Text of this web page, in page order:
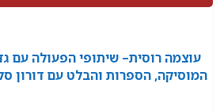
עוצמה רוסית– שיתופי הפעולה עם
המוסיקה, הספרות והבלט עם דורון